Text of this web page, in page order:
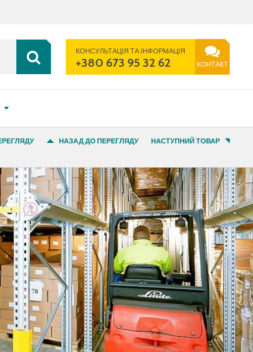
КОНСУЛЬТАЦІЯ ТА ІНФОРМАЦІЯ
+380 673 95 32 62 КОНТАКТ
НАЗАД ДО ПЕРЕГЛЯДУ НАСТУПНИЙ ТОВАР